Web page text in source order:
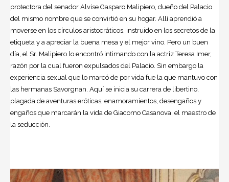
protectora del senador Alvise Gasparo Malipiero, dueño del Palacio
del mismo nombre que se convirtió en su hogar. Allí aprendió a
moverse en los círculos aristocráticos, instruido en los secretos de la
etiqueta y a apreciar la buena mesa y el mejor vino. Pero un buen
día, el Sr. Malipiero lo encontró intimando con la actriz Teresa Imer,
razón por la cual fueron expulsados del Palacio. Sin embargo la
experiencia sexual que lo marcó de por vida fue la que mantuvo con
las hermanas Savorgnan. Aquí se inicia su carrera de libertino,
plagada de aventuras eróticas, enamoramientos, desengaños y
engaños que marcarán la vida de Giacomo Casanova, el maestro de
la seducción.